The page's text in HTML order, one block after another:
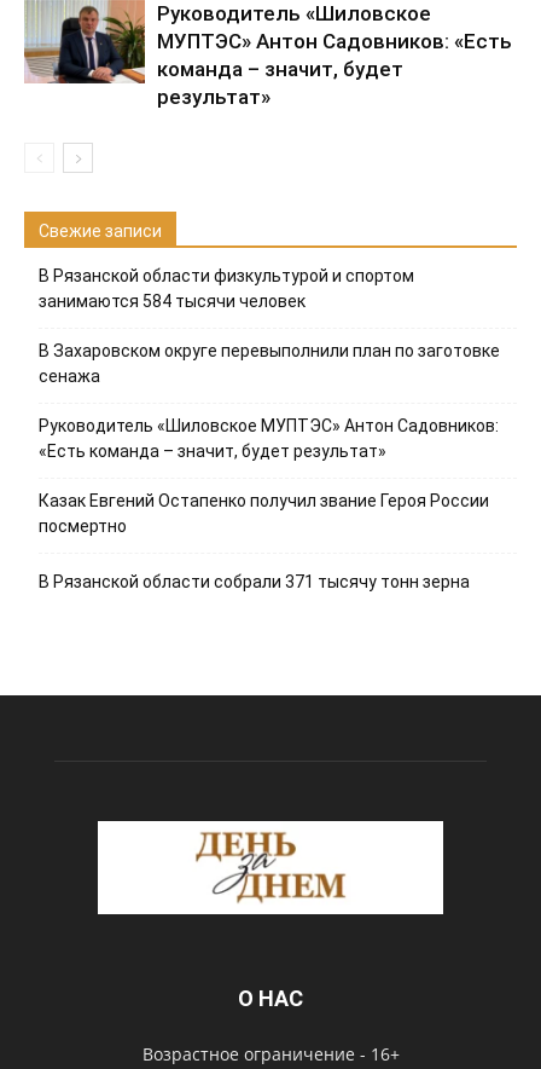
Руководитель «Шиловское
МУПТЭС» Антон Садовников: «Есть
команда – значит, будет
результат»
Свежие записи
В Рязанской области физкультурой и спортом
занимаются 584 тысячи человек
В Захаровском округе перевыполнили план по заготовке
сенажа
Руководитель «Шиловское МУПТЭС» Антон Садовников:
«Есть команда – значит, будет результат»
Казак Евгений Остапенко получил звание Героя России
посмертно
В Рязанской области собрали 371 тысячу тонн зерна
О НАС
Возрастное ограничение - 16+